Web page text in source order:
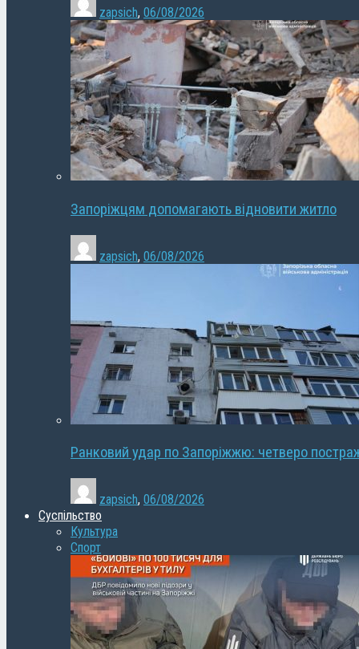
zapsich, 06/08/2026
Запоріжцям допомагають відновити житло
zapsich, 06/08/2026
Ранковий удар по Запоріжжю: четверо
zapsich, 06/08/2026
Суспільство
Культура
Спорт